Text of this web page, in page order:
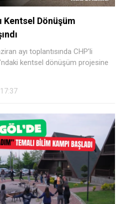
Kentsel Dönüşüm
ayı toplantısında CHP’li
kentsel dönüşüm projesine